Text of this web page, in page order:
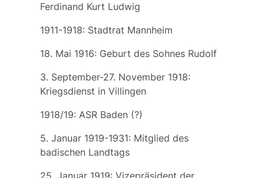
Ferdinand Kurt Ludwig
1911-1918: Stadtrat Mannheim
18. Mai 1916: Geburt des Sohnes Rudolf
3. September-27. November 1918:
Kriegsdienst in Villingen
1918/19: ASR Baden (?)
5. Januar 1919-1931: Mitglied des
badischen Landtags